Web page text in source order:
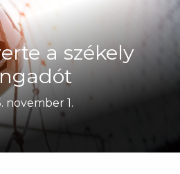
a székely
november 1.